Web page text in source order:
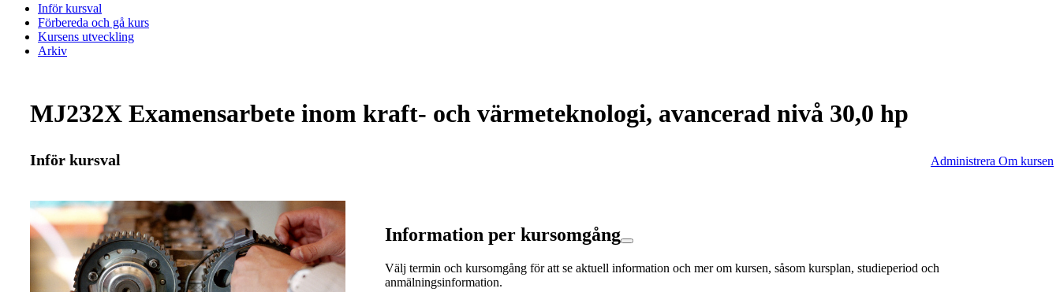
Inför kursval
Förbereda och gå kurs
Kursens utveckling
Arkiv
MJ232X Examensarbete inom kraft- och värmeteknologi, avancerad nivå 30,0 hp
Inför kursval Administrera Om kursen
Information per kursomgång
Välj termin och kursomgång för att se aktuell information och mer om kursen, såsom kursplan, studieperiod och
anmälningsinformation.